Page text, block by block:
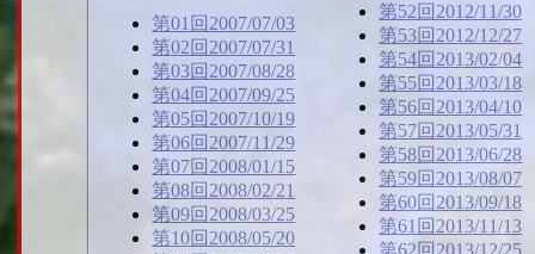
第01回2007/07/03
第02回2007/07/31
第03回2007/08/28
第04回2007/09/25
第05回2007/10/19
第06回2007/11/29
第07回2008/01/15
第08回2008/02/21
第09回2008/03/25
第10回2008/05/20
第52回2012/11/30
第53回2012/12/27
第54回2013/02/04
第55回2013/03/18
第56回2013/04/10
第57回2013/05/31
第58回2013/06/28
第59回2013/08/07
第60回2013/09/18
第61回2013/11/13
第62回2013/12/25